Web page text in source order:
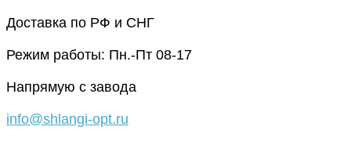
Перейти
содержимому
Доставка по РФ и СНГ
Режим работы: Пн.-Пт 08-17
Напрямую с завода
info@shlangi-opt.ru